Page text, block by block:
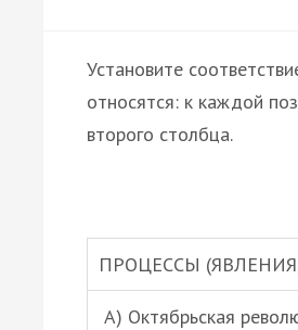
Установите
относятся: к каждой
второго столбца.
ПРОЦЕССЫ
А) Октябрьская